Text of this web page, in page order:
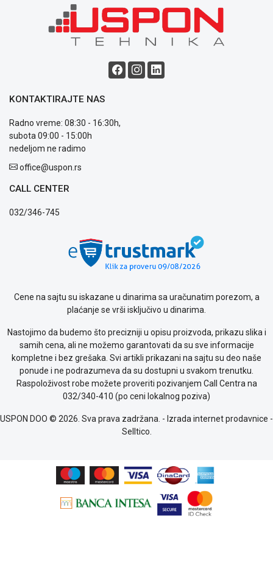
KONTAKTIRAJTE NAS
Radno vreme: 08:30 - 16:30h,
subota 09:00 - 15:00h
nedeljom ne radimo
office@uspon.rs
CALL CENTER
032/346-745
Cene na sajtu su iskazane u dinarima sa uračunatim porezom, a
plaćanje se vrši isključivo u dinarima.
Nastojimo da budemo što precizniji u opisu proizvoda, prikazu slika i
samih cena, ali ne možemo garantovati da su sve informacije
kompletne i bez grešaka. Svi artikli prikazani na sajtu su deo naše
ponude i ne podrazumeva da su dostupni u svakom trenutku.
Raspoloživost robe možete proveriti pozivanjem Call Centra na
032/340-410 (po ceni lokalnog poziva)
USPON DOO © 2026. Sva prava zadržana. - Izrada internet prodavnice -
Selltico.